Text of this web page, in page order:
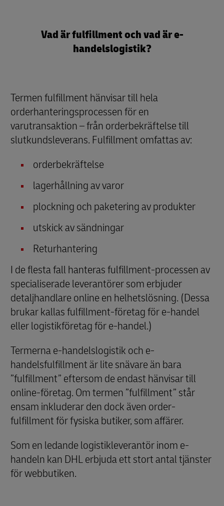
Vad är fulfillment och vad är e-
handelslogistik?
Termen fulfillment hänvisar till hela
orderhanteringsprocessen för en
varutransaktion – från orderbekräftelse till
slutkundsleverans. Fulfillment omfattas av:
orderbekräftelse
lagerhållning av varor
plockning och paketering av produkter
utskick av sändningar
Returhantering
I de flesta fall hanteras fulfillment-processen av
specialiserade leverantörer som erbjuder
detaljhandlare online en helhetslösning. (Dessa
brukar kallas fulfillment-företag för e-handel
eller logistikföretag för e-handel.)
Termerna e-handelslogistik och e-
handelsfulfillment är lite snävare än bara
”fulfillment” eftersom de endast hänvisar till
online-företag. Om termen ”fulfillment” står
ensam inkluderar den dock även order-
fulfillment för fysiska butiker, som affärer.
Som en ledande logistikleverantör inom e-
handeln kan DHL erbjuda ett stort antal tjänster
för webbutiken.